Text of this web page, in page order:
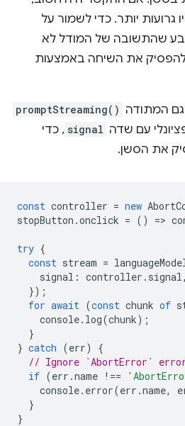
גרועות יותר. כדי לשמור על
שהתשובה של המודל לא
להפסיק את השיחה באמצעות
המתודה promptStreaming()
עם שדה signal , כדי
את הסשן.
const controller = new
stopButton .onclick = () =>
try {
const stream =
signal : controller . signal,
});
for await (const chunk of
console. log(chunk);
}
} catch (err)
{
// Ignore `AbortError`
if (err .name !==
console. error(err .name,
}
}